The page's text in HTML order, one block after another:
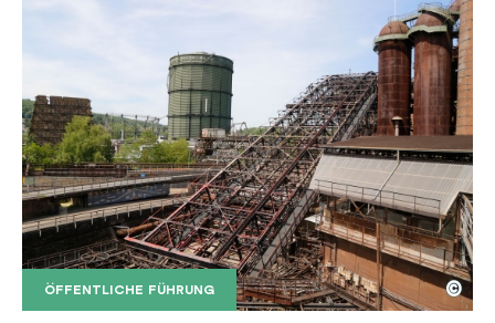
ÖFFENTLICHE FÜHRUNG
Der Erzschrägaufzug der Völklinger Hütte mit
Copyright: Weltkulturerbe Völklinger Hütte | Karl
©